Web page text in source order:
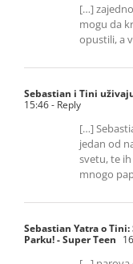
[…]
mogu da
opustili, a
Sebastian i Tini
15:46- Reply
[…]
jedan od
svetu, te
mnogo
Sebastian Yatra o
Parku! - Super Teen